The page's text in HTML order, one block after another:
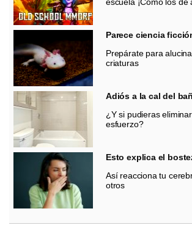
Parece ciencia
Prepárate para
criaturas
Adiós a la cal del
¿Y si pudieras
esfuerzo?
Esto explica el
Así reacciona tu
otros